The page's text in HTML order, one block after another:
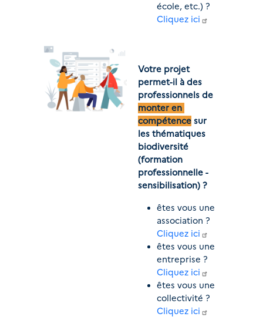
école, etc.) ?
Cliquez ici
Votre projet
permet-il à des
professionnels de
monter en
compétence sur
les thématiques
biodiversité
(formation
professionnelle -
sensibilisation) ?
êtes vous une
association ?
Cliquez ici
êtes vous une
entreprise ?
Cliquez ici
êtes vous une
collectivité ?
Cliquez ici